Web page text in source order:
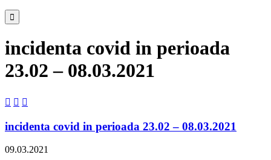

incidenta covid in perioada
23.02 – 08.03.2021
  
incidenta covid in perioada 23.02 – 08.03.2021
09.03.2021